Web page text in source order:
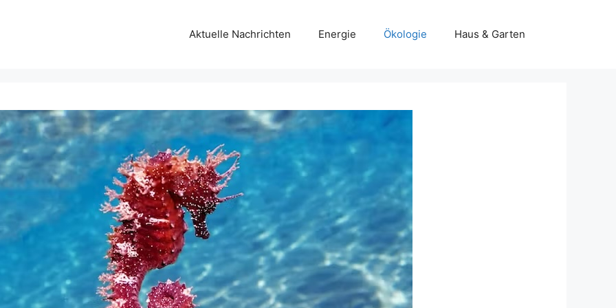
Aktuelle Nachrichten Energie Ökologie Haus & Garten